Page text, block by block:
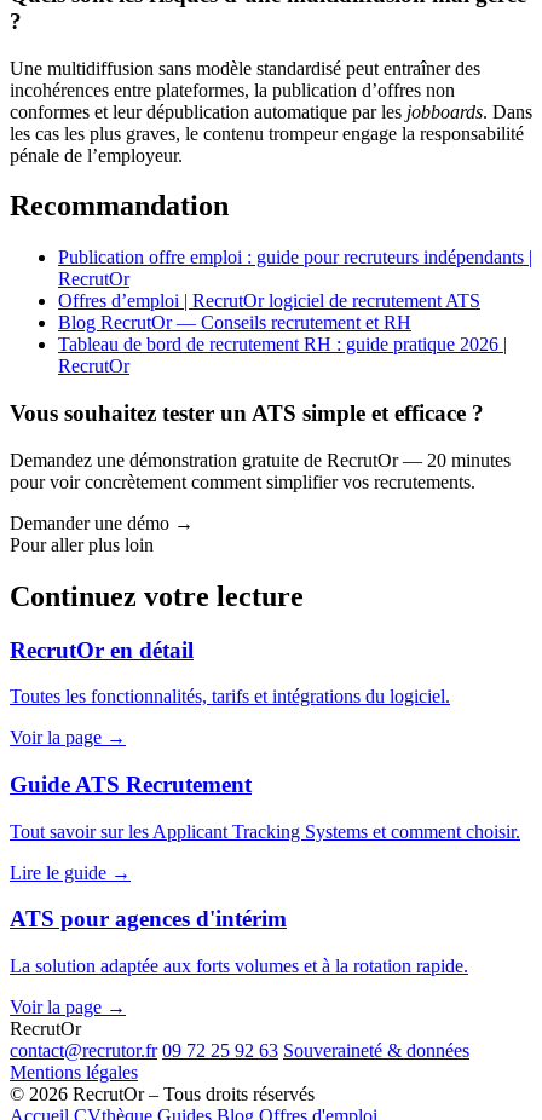
?
Une multidiffusion sans modèle standardisé peut entraîner des
incohérences entre plateformes, la publication d’offres non
conformes et leur dépublication automatique par les jobboards. Dans
les cas les plus graves, le contenu trompeur engage la responsabilité
pénale de l’employeur.
Recommandation
Publication offre emploi : guide pour recruteurs indépendants |
RecrutOr
Offres d’emploi | RecrutOr logiciel de recrutement ATS
Blog RecrutOr — Conseils recrutement et RH
Tableau de bord de recrutement RH : guide pratique 2026 |
RecrutOr
Vous souhaitez tester un ATS simple et efficace ?
Demandez une démonstration gratuite de RecrutOr — 20 minutes
pour voir concrètement comment simplifier vos recrutements.
Demander une démo →
Pour aller plus loin
Continuez votre lecture
RecrutOr en détail
Toutes les fonctionnalités, tarifs et intégrations du logiciel.
Voir la page →
Guide ATS Recrutement
Tout savoir sur les Applicant Tracking Systems et comment choisir.
Lire le guide →
ATS pour agences d'intérim
La solution adaptée aux forts volumes et à la rotation rapide.
Voir la page →
RecrutOr
contact@recrutor.fr 09 72 25 92 63 Souveraineté & données
Mentions légales
© 2026 RecrutOr – Tous droits réservés